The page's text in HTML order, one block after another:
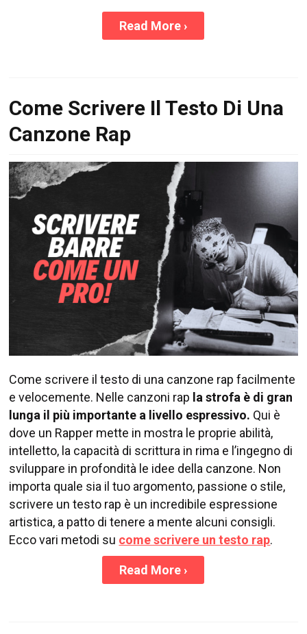
Read More ›
Come Scrivere Il Testo Di Una
Canzone Rap
Come scrivere il testo di una canzone rap facilmente
e velocemente. Nelle canzoni rap la strofa è di gran
lunga il più importante a livello espressivo. Qui è
dove un Rapper mette in mostra le proprie abilità,
intelletto, la capacità di scrittura in rima e l’ingegno di
sviluppare in profondità le idee della canzone. Non
importa quale sia il tuo argomento, passione o stile,
scrivere un testo rap è un incredibile espressione
artistica, a patto di tenere a mente alcuni consigli.
Ecco vari metodi su come scrivere un testo rap.
Read More ›